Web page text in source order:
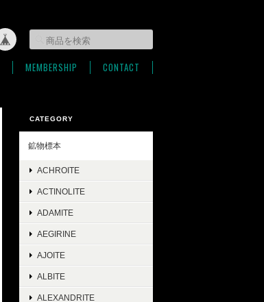
MEMBERSHIP CONTACT
CATEGORY
鉱物標本
ACHROITE
ACTINOLITE
ADAMITE
AEGIRINE
AJOITE
ALBITE
ALEXANDRITE